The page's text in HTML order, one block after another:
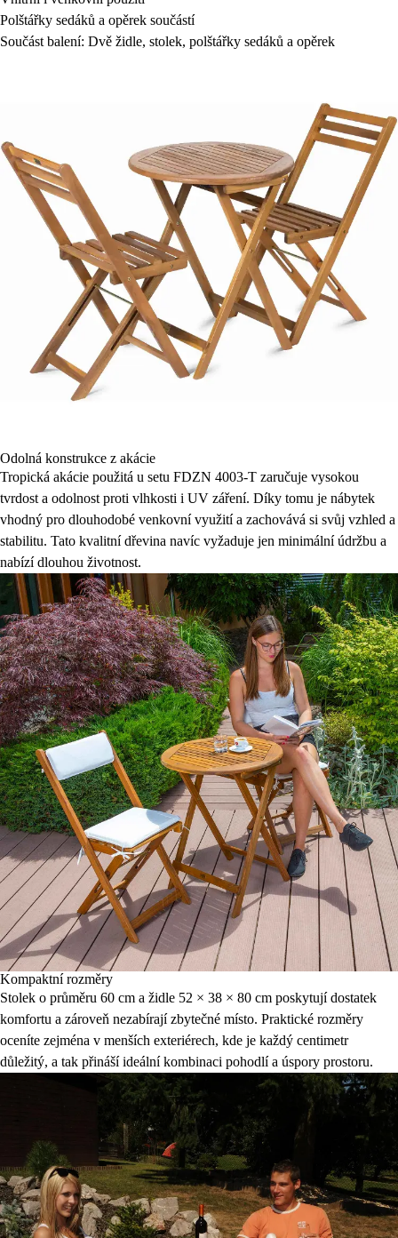
Polštářky sedáků a opěrek součástí
Součást balení: Dvě židle, stolek, polštářky sedáků a opěrek
Odolná konstrukce z akácie
Tropická akácie použitá u setu FDZN 4003-T zaručuje vysokou
tvrdost a odolnost proti vlhkosti i UV záření. Díky tomu je nábytek
vhodný pro dlouhodobé venkovní využití a zachovává si svůj vzhled a
stabilitu. Tato kvalitní dřevina navíc vyžaduje jen minimální údržbu a
nabízí dlouhou životnost.
Kompaktní rozměry
Stolek o průměru 60 cm a židle 52 × 38 × 80 cm poskytují dostatek
komfortu a zároveň nezabírají zbytečné místo. Praktické rozměry
oceníte zejména v menších exteriérech, kde je každý centimetr
důležitý, a tak přináší ideální kombinaci pohodlí a úspory prostoru.